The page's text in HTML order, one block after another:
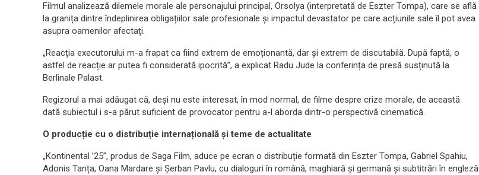
Filmul analizează dilemele morale ale personajului principal, Orsolya (interpretată de Eszter Tompa), care se află
la granița dintre îndeplinirea obligațiilor sale profesionale și impactul devastator pe care acțiunile sale îl pot avea
asupra oamenilor afectați.
„Reacția executorului m-a frapat ca fiind extrem de emoționantă, dar și extrem de discutabilă. După faptă, o
astfel de reacție ar putea fi considerată ipocrită”, a explicat Radu Jude la conferința de presă susținută la
Berlinale Palast.
Regizorul a mai adăugat că, deși nu este interesat, în mod normal, de filme despre crize morale, de această
dată subiectul i s-a părut suficient de provocator pentru a-l aborda dintr-o perspectivă cinematică.
O producție cu o distribuție internațională și teme de actualitate
„Kontinental ’25”, produs de Saga Film, aduce pe ecran o distribuție formată din Eszter Tompa, Gabriel Spahiu,
Adonis Tanța, Oana Mardare și Șerban Pavlu, cu dialoguri în română, maghiară și germană și subtitrări în engleză